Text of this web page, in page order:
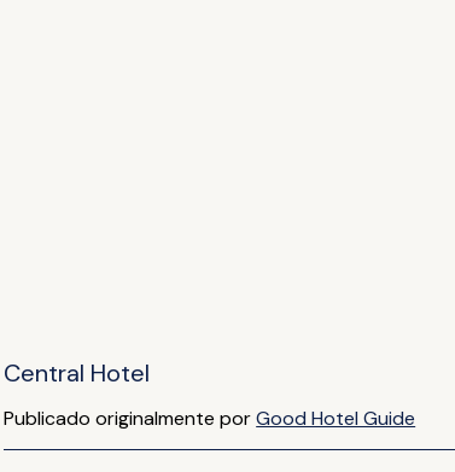
Central Hotel
Publicado originalmente porGood Hotel Guide